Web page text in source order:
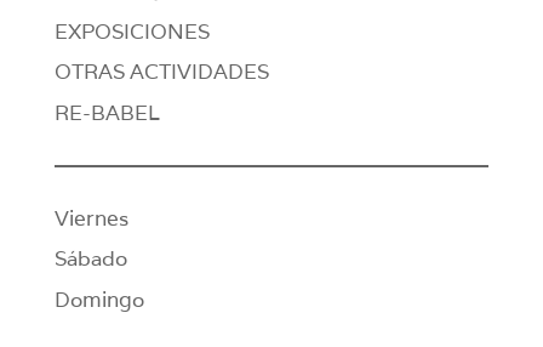
EXPOSICIONES
OTRAS ACTIVIDADES
RE-BABEL
Viernes
Sábado
Domingo